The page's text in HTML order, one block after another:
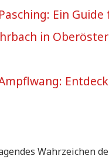
Ein
in
Wahrzeichen